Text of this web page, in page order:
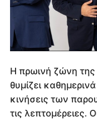
Η πρωινή ζώνη της
θυμίζει
κινήσεις των
τις λεπτομέρειες.